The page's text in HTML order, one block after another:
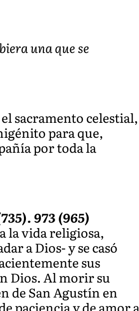
una que se
sacramento celestial,
para que,
por toda la
973 (965)
la vida religiosa,
a Dios- y se casó
sus
Dios. Al morir su
de San Agustín en
paciencia y de amor a